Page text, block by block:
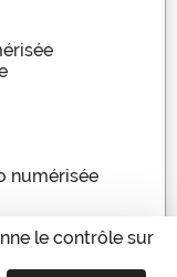
numérisée
le contrôle sur